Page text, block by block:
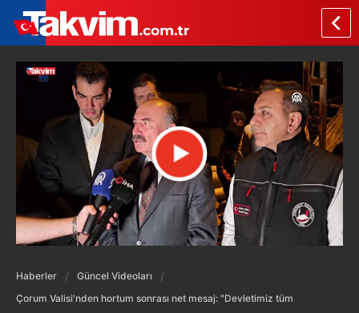
Haberler
Güncel Videoları
Çorum Valisi'nden hortum sonrası net mesaj: "Devletimiz tüm